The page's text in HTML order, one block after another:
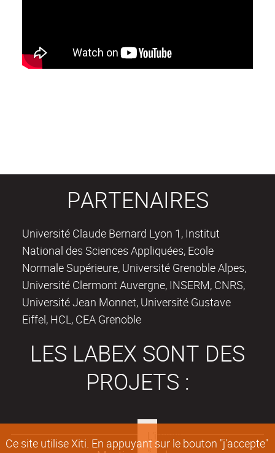
Ce site utilise Xiti. En appuyant sur le bouton "j'accepte"
PARTENAIRES
Université Claude Bernard Lyon 1, Institut
National des Sciences Appliquées, Ecole
Normale Supérieure, Université Grenoble Alpes,
Université Clermont Auvergne, INSERM, CNRS,
Université Jean Monnet, Université Gustave
Eiffel, HCL, CEA Grenoble
LES LABEX SONT DES
PROJETS :